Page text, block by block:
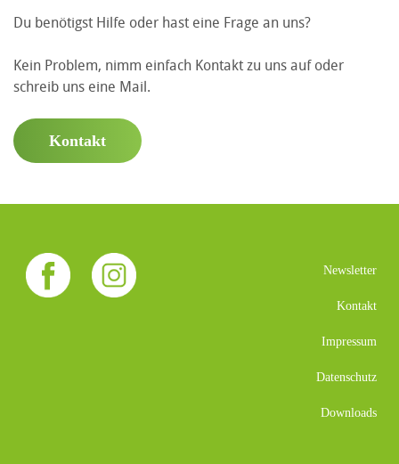
Du benötigst Hilfe oder hast eine Frage an uns?
Kein Problem, nimm einfach Kontakt zu uns auf oder
schreib uns eine Mail.
Kontakt
Newsletter
Kontakt
Impressum
Datenschutz
Downloads